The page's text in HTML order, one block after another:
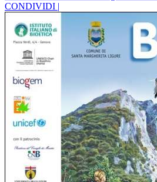
CONDIVIDI |